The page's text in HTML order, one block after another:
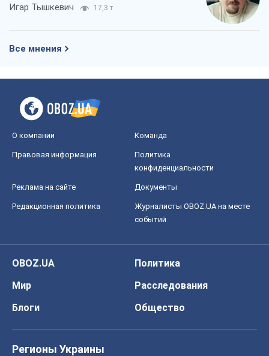
Игар Тышкевич 17,3 т.
Все мнения
О компании Команда
Правовая информация
Политика
конфиденциальности
Реклама на сайте Документы
Редакционная политика
Журналисты OBOZ.UA на месте
событий
OBOZ.UA
Политика
Мир
Расследования
Блоги
Общество
Регионы Украины